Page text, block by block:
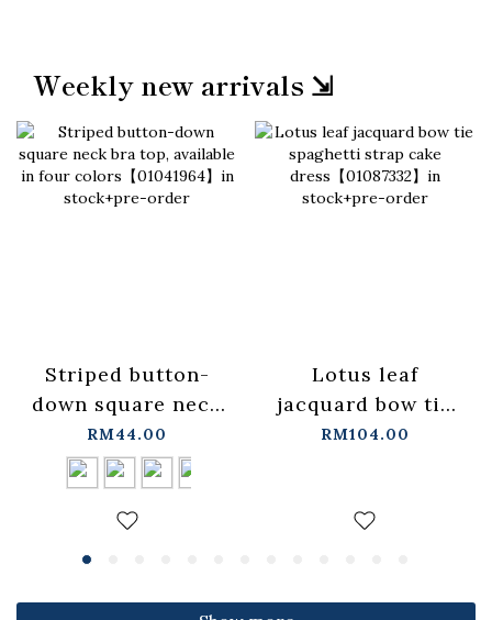
Weekly new arrivals ⇲
Striped button-
down square neck
bra top, available
in four
colors【01041964】
in stock+pre-order
RM44.00
Lotus leaf
jacquard bow tie
spaghetti strap
in stock+pre-order
RM104.00